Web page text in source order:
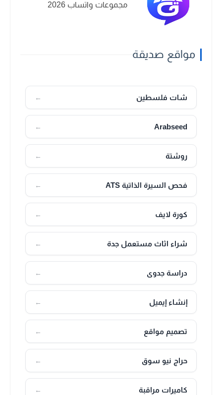
مجموعات واتساب 2026
مواقع صديقة
شات فلسطين ←
Arabseed
←
روشتة ←
فحص السيرة الذاتية ATS ←
كورة لايف ←
شراء اثاث مستعمل جدة ←
دراسة جدوى ←
إنشاء إيميل ←
تصميم مواقع ←
حراج نيو سوق ←
كاميرات مراقبة ←